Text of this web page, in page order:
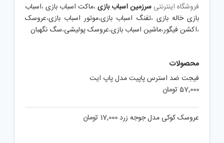
فروشگاه اینترنتی سرزمین اسباب بازی،ماکت اسباب بازی،اسباب
بازی خاله بازی ،تفنگ اسباب بازی،موتور اسباب بازی،عروسک
،اکشن فیگور،ماشین اسباب بازی،عروسک پولیشی،سگ نگهبان
محصولات
فیجت ضد استرس پاپیت مدل پاپ ایت
57,000تومان
عروسک کوکی مدل جوجه زرد 17,000 تومان